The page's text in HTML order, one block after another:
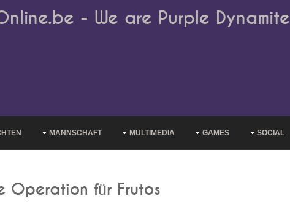
- We are Purple Dynamite
MANNSCHAFT MULTIMEDIA GAMES SOCIAL
Operation für Frutos